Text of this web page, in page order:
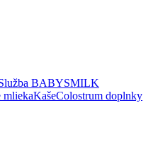
BABYSMILK
mliekaKašeColostrum doplnky